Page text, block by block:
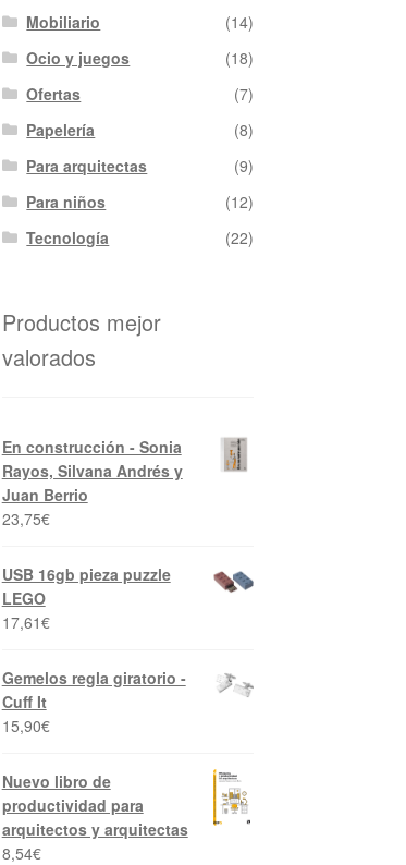
Mobiliario
(14)
Ocio y juegos
(18)
Ofertas
(7)
Papelería
(8)
Para arquitectas
(9)
Para niños
(12)
Tecnología
(22)
Productos mejor
valorados
En construcción - Sonia
Rayos, Silvana Andrés y
Juan Berrio
23,75€
USB 16gb pieza puzzle
LEGO
17,61€
Gemelos regla giratorio -
Cuff It
15,90€
Nuevo libro de
productividad para
arquitectos y arquitectas
8,54€